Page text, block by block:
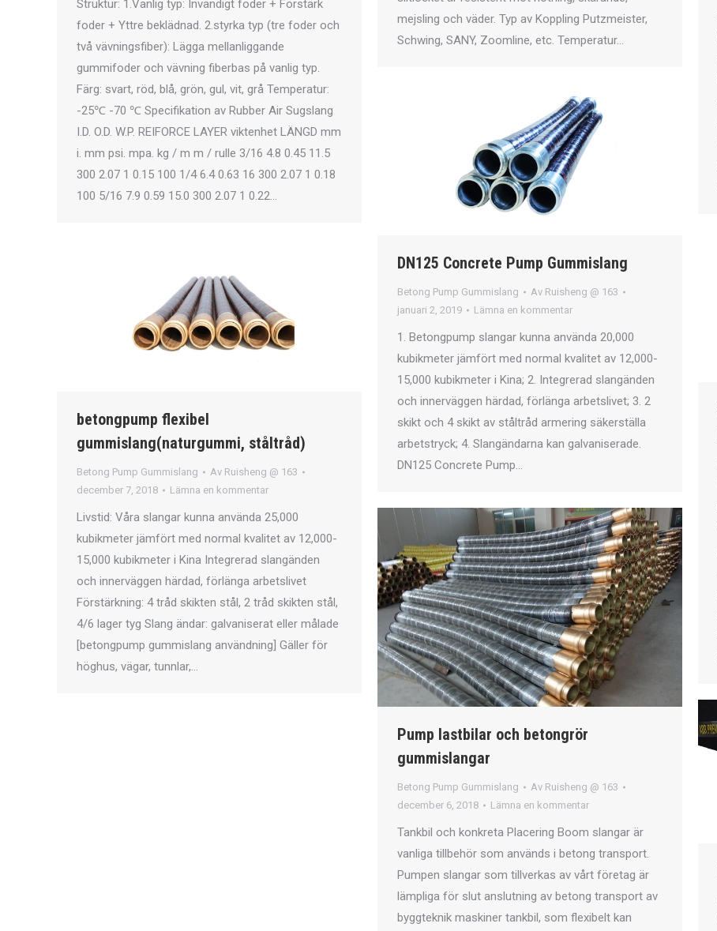
Struktur: 1.Vanlig typ: Invändigt foder + Förstärk
foder + Yttre beklädnad. 2.styrka typ (tre foder och
två vävningsfiber): Lägga mellanliggande
gummifoder och vävning fiberbas på vanlig typ.
Färg: svart, röd, blå, grön, gul, vit, grå Temperatur:
-25℃ -70 ℃ Specifikation av Rubber Air Sugslang
I.D. O.D. W.P. REIFORCE LAYER viktenhet LÄNGD mm
i. mm psi. mpa. kg / m m / rulle 3/16 4.8 0.45 11.5
300 2.07 1 0.15 100 1/4 6.4 0.63 16 300 2.07 1 0.18
100 5/16 7.9 0.59 15.0 300 2.07 1 0.22…
mejsling och väder. Typ av Koppling Putzmeister,
Schwing, SANY, Zoomline, etc. Temperatur…
DN125 Concrete Pump Gummislang
Betong Pump Gummislang Av Ruisheng @ 163
januari 2, 2019
Lämna en kommentar
1. Betongpump slangar kunna använda 20,000
kubikmeter jämfört med normal kvalitet av 12,000-
15,000 kubikmeter i Kina; 2. Integrerad slangänden
och innerväggen härdad, förlänga arbetslivet; 3. 2
skikt och 4 skikt av ståltråd armering säkerställa
arbetstryck; 4. Slangändarna kan galvaniserade.
DN125 Concrete Pump…
betongpump flexibel
gummislang(naturgummi, ståltråd)
Betong Pump Gummislang Av Ruisheng @ 163
december 7, 2018
Lämna en kommentar
Livstid: Våra slangar kunna använda 25,000
kubikmeter jämfört med normal kvalitet av 12,000-
15,000 kubikmeter i Kina Integrerad slangänden
och innerväggen härdad, förlänga arbetslivet
Förstärkning: 4 tråd skikten stål, 2 tråd skikten stål,
4/6 lager tyg Slang ändar: galvaniserat eller målade
[betongpump gummislang användning] Gäller för
höghus, vägar, tunnlar,…
Pump lastbilar och betongrör
gummislangar
Betong Pump Gummislang Av Ruisheng @ 163
december 6, 2018
Lämna en kommentar
Tankbil och konkreta Placering Boom slangar är
vanliga tillbehör som används i betong transport.
Pumpen slangar som tillverkas av vårt företag är
lämpliga för slut anslutning av betong transport av
byggteknik maskiner tankbil, som flexibelt kan